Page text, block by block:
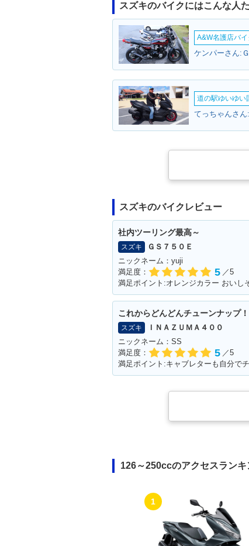
スズキのバイクにはこんな人
A&W名護店バ
ケンパーさん:
道の駅ゆいゆい
てっちゃんさ
スズキのバイクレビュー
社内ツーリング最高～
スズキ
ＧＳ７５０Ｅ
ニックネーム：yuji
満足度：
5 ／5
満足ポイント:オレンジカラー おいし
これからどんどんチューンナップ！
スズキ
ＩＮＡＺＵＭＡ４００
ニックネーム：SS
満足度：
5 ／5
126～250ccのアクセスランキ
1